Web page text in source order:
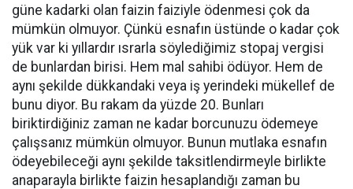
güne kadarki olan faizin faiziyle ödenmesi çok da
mümkün olmuyor. Çünkü esnafın üstünde o kadar çok
yük var ki yıllardır ısrarla söylediğimiz stopaj vergisi
de bunlardan birisi. Hem mal sahibi ödüyor. Hem de
aynı şekilde dükkandaki veya iş yerindeki mükellef de
bunu diyor. Bu rakam da yüzde 20. Bunları
biriktirdiğiniz zaman ne kadar borcunuzu ödemeye
çalışsanız mümkün olmuyor. Bunun mutlaka esnafın
ödeyebileceği aynı şekilde taksitlendirmeyle birlikte
anaparayla birlikte faizin hesaplandığı zaman bu